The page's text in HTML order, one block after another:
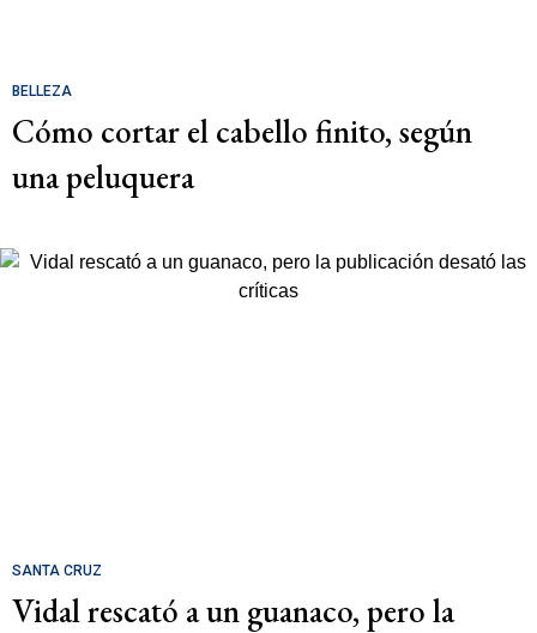
BELLEZA
Cómo cortar el cabello finito, según
una peluquera
SANTA CRUZ
Vidal rescató a un guanaco, pero la